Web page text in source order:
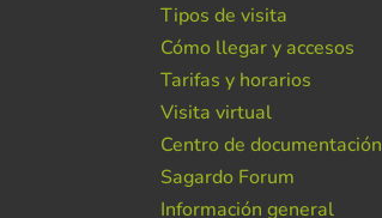
Tipos de visita
Cómo llegar y accesos
Tarifas y horarios
Visita virtual
Centro de documentación
Sagardo Forum
Información general